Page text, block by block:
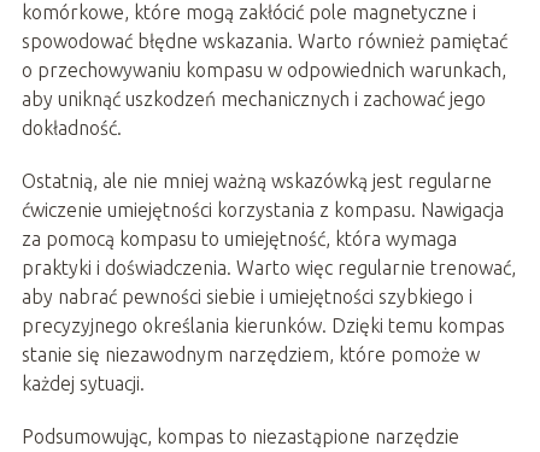
komórkowe, które mogą zakłócić pole magnetyczne i
spowodować błędne wskazania. Warto również pamiętać
o przechowywaniu kompasu w odpowiednich warunkach,
aby uniknąć uszkodzeń mechanicznych i zachować jego
dokładność.
Ostatnią, ale nie mniej ważną wskazówką jest regularne
ćwiczenie umiejętności korzystania z kompasu. Nawigacja
za pomocą kompasu to umiejętność, która wymaga
praktyki i doświadczenia. Warto więc regularnie trenować,
aby nabrać pewności siebie i umiejętności szybkiego i
precyzyjnego określania kierunków. Dzięki temu kompas
stanie się niezawodnym narzędziem, które pomoże w
każdej sytuacji.
Podsumowując, kompas to niezastąpione narzędzie